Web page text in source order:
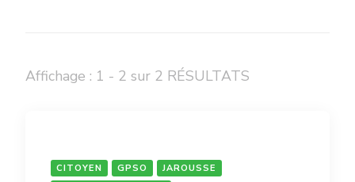
Affichage : 1 - 2 sur 2 RÉSULTATS
CITOYEN GPSO
JAROUSSE